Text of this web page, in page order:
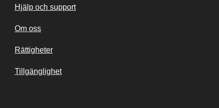
Hjälp och support
Om oss
Rättigheter
Tillgänglighet